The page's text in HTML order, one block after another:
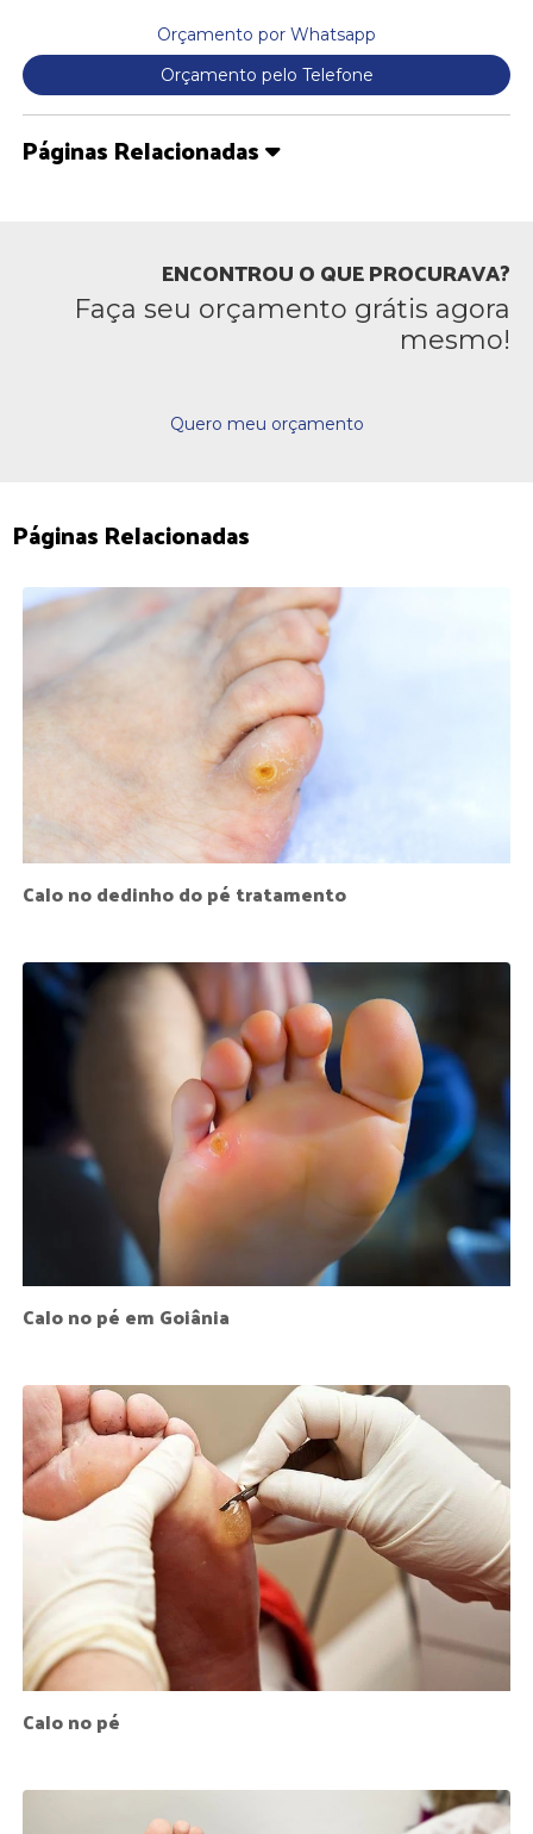
Orçamento por Whatsapp
Orçamento pelo Telefone
Páginas Relacionadas
ENCONTROU O QUE PROCURAVA?
Faça seu orçamento grátis agora
mesmo!
Quero meu orçamento
Páginas Relacionadas
Calo no dedinho do pé tratamento
Calo no pé em Goiânia
Calo no pé